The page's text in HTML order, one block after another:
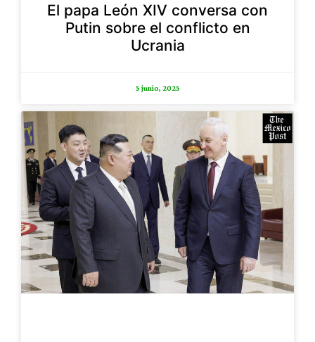
El papa León XIV conversa con
Putin sobre el conflicto en
Ucrania
5 junio, 2025